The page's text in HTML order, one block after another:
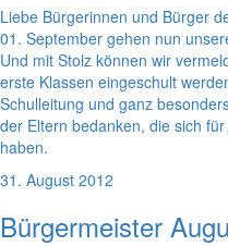
Liebe Bürgerinnen und Bürger
01. September gehen nun
Und mit Stolz können wir
erste Klassen eingeschult
Schulleitung und ganz
der Eltern bedanken, die sich
haben.
31. August 2012
Bürgermeister